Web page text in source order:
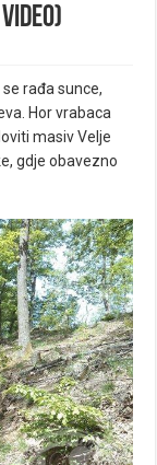
rađa sunce,
Hor vrabaca
masiv Velje
gdje obavezno